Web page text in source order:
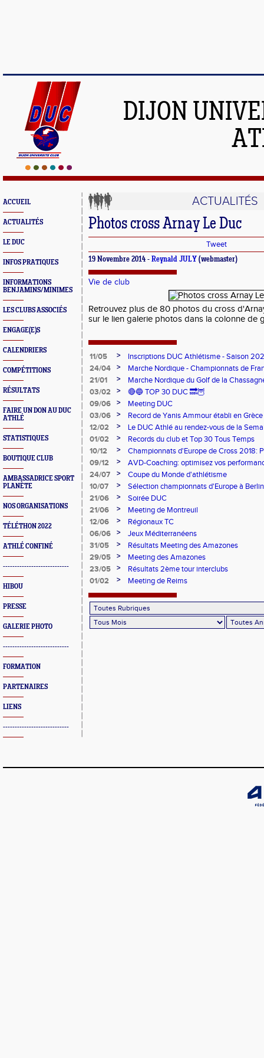
DIJON
ACCUEIL
ACTUALITÉS
LE DUC
INFOS PRATIQUES
INFORMATIONS
BENJAMINS/MINIMES
LES CLUBS ASSOCIÉS
ENGAGE(E)S
CALENDRIERS
COMPÉTITIONS
RÉSULTATS
FAIRE UN DON AU DUC
ATHLÉ
STATISTIQUES
BOUTIQUE CLUB
AMBASSADRICE SPORT
PLANÈTE
NOS ORGANISATIONS
TÉLÉTHON 2022
ATHLÉ CONFINÉ
----------------------------
HIBOU
PRESSE
GALERIE PHOTO
----------------------------
FORMATION
PARTENAIRES
LIENS
----------------------------
ACTUALITÉS
Photos cross Arnay Le Duc
Tweet
19 Novembre 2014 - Reynald JULY (webmaster)
Vie de club
Retrouvez plus de 80 photos du cross
sur le lien galerie photos dans la colonne de
11/05 >
Inscriptions DUC Athlétisme - Saison
24/04
>
Marche Nordique - Championnats de
21/01
>
Marche Nordique du Golf de la
03/02
>
🔴🔵 TOP 30 DUC 🔜🦉
09/06
>
Meeting DUC
03/06
>
Record de Yanis Ammour établi en Grèce
12/02
>
Le DUC Athlé au rendez-vous de la
Paralympique et du dispositif pilote "Jeux
01/02 >
Records du club et Top 30 Tous Temps
10/12
>
Championnats d'Europe de Cross 2018:
Argent
09/12 >
AVD-Coaching: optimisez vos
mentale!
24/07 >
Coupe du Monde d'athlétisme
10/07
>
Sélection championnats d'Europe à Berlin
21/06
>
Soirée DUC
21/06
>
Meeting de Montreuil
12/06
>
Régionaux TC
06/06
>
Jeux Méditerranéens
31/05
>
Résultats Meeting des Amazones
29/05
>
Meeting des Amazones
23/05
>
Résultats 2ème tour interclubs
01/02
> Meeting de Reims